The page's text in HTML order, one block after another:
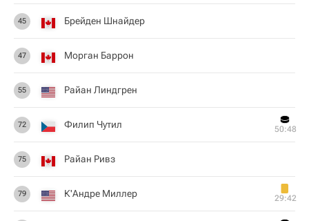
45 Брейден Шнайдер
47 Морган Баррон
55 Райан Линдгрен
72 Филип Чутил 50:48
75 Райан Ривз
79 К'Андре Миллер 29:42